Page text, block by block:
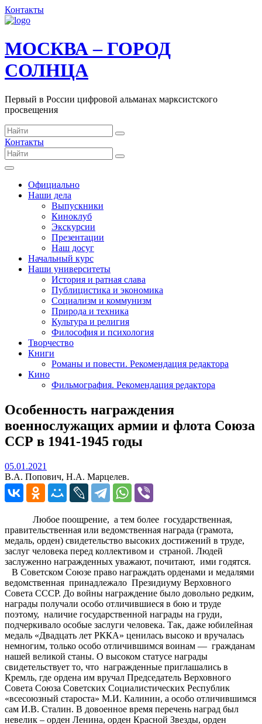
Контакты
МОСКВА – ГОРОД
СОЛНЦА
Первый в России цифровой альманах марксистского
просвещения
Контакты
Официально
Наши дела
Выпускники
Киноклуб
Экскурсии
Презентации
Наш досуг
Начальный курс
Наши университеты
История и ратная слава
Публицистика и экономика
Социализм и коммунизм
Природа и техника
Культура и религия
Философия и психология
Творчество
Книги
Романы и повести. Рекомендация редактора
Кино
Фильмография. Рекомендация редактора
Особенность награждения
военнослужащих армии и флота Союза
ССР в 1941-1945 годы
05.01.2021
В.А. Попович, Н.А. Марцелев.
Любое поощрение, а тем более государственная,
правительственная или ведомственная награда (грамота,
медаль, орден) свидетельство высоких достижений в труде,
заслуг человека перед коллективом и страной. Людей
заслуженно награжденных уважают, почитают, ими годятся.
В Советском Союзе право награждать орденами и медалями
ведомственная принадлежало Президиуму Верховного
Совета СССР. До войны награждение было довольно редким,
награды получали особо отличившиеся в бою и труде
поэтому, наличие государственной награды на груди,
подчеркивало особые заслуги человека. Так, даже юбилейная
медаль «Двадцать лет РККА» ценилась высоко и вручалась
немногим, только особо отличившимся воинам — гражданам
нашей великой станы. О высоком статусе награды
свидетельствует то, что награжденные приглашались в
Кремль, где ордена им вручал Председатель Верховного
Совета Союза Советских Социалистических Республик
«всесоюзный староста» М.И. Калинин, а особо отличившимся
сам И.В. Сталин. В довоенное время перечень наград был
невелик – орден Ленина, орден Красной Звезды, орден